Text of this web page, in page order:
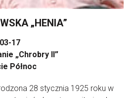
„HENIA”
17
„Chrobry II”
Północ
28 stycznia 1925 roku w